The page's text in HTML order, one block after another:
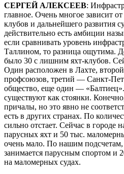
СЕРГЕЙ АЛЕКСЕЕВ:
главное. Очень многое зависит
клубов и дальнейшего развития
действительно есть амбиции
если сравнивать уровень
Таллином, то разница ощутима.
было 30 с лишним яхт-клубов.
Один расположен в Лахте,
профсоюзов, третий — Санкт-
общество, еще один —
существуют как стоянки.
причалы, но это явно не
есть в других странах. По
сильно отстает. Сейчас в городе
парусных яхт и 50 тыс.
очень мало. По нашим подсчетам,
занимается парусным спортом и
на маломерных судах.